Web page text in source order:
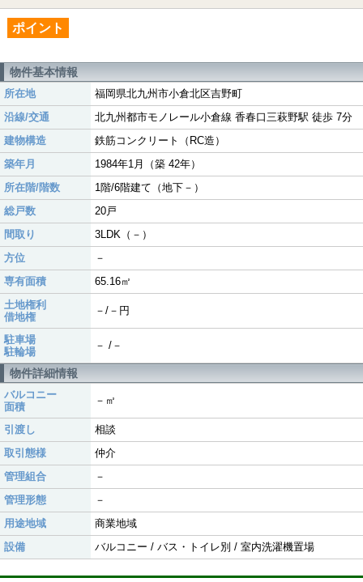
ポイント
物件基本情報
所在地
福岡県北九州市小倉北区吉野町
沿線/交通
北九州都市モノレール小倉線 香春口三萩野駅 徒歩 7分
建物構造
鉄筋コンクリート（RC造）
築年月
1984年1月（築 42年）
所在階/階数
1階/6階建て（地下－）
総戸数
20戸
間取り
3LDK（－）
方位
－
専有面積
65.16㎡
土地権利
借地権
－/－円
駐車場
駐輪場
－ /－
物件詳細情報
バルコニー
面積
－㎡
引渡し
相談
取引態様
仲介
管理組合
－
管理形態
－
用途地域
商業地域
設備
バルコニー / バス・トイレ別 / 室内洗濯機置場